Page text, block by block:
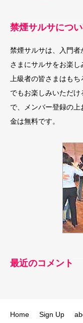
禁煙サルサにつ
禁煙サルサは、入門
さまにサルサをお楽し
上級者の皆さまはも
でもお楽しみいただけ
で、メンバー登録の
金は無料です。
最近のコメント
Home Sign Up